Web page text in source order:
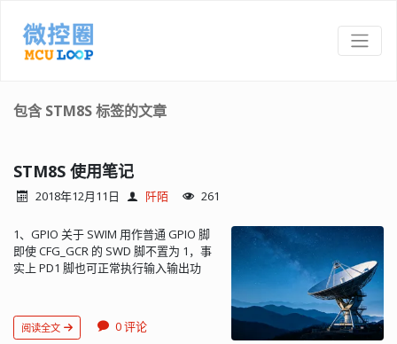
包含 STM8S 标签的文章
STM8S 使用笔记
2018年12月11日 阡陌 261
1、GPIO 关于 SWIM 用作普通 GPIO 脚
即使 CFG_GCR 的 SWD 脚不置为 1，事
实上 PD1 脚也可正常执行输入输出功
1。关开 SWIM 连线，复位 MCU 后输出
功能可正常执行。SWD 位看似没有什么
阅读全文 0 评论